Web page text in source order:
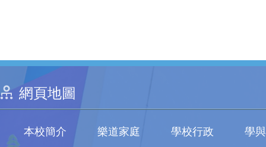
網頁地圖
本校簡介 樂道家庭 學校行政 學